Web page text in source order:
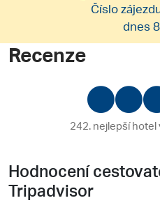
Číslo
dnes
Recenze
242. nejlepší hotel
Hodnocení
Tripadvisor